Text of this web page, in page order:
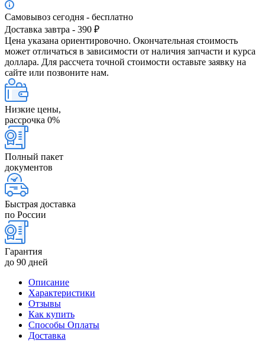
Самовывоз сегодня - бесплатно
Доставка завтра - 390 ₽
Цена указана ориентировочно. Окончательная стоимость
может отличаться в зависимости от наличия запчасти и курса
доллара. Для рассчета точной стоимости оставьте заявку на
сайте или позвоните нам.
Низкие цены,
рассрочка 0%
Полный пакет
документов
Быстрая доставка
по России
Гарантия
до 90 дней
Описание
Характеристики
Отзывы
Как купить
Способы Оплаты
Доставка